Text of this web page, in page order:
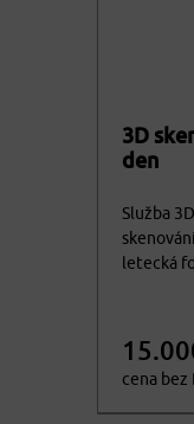
3D
den
Služba
letecká
cena bez